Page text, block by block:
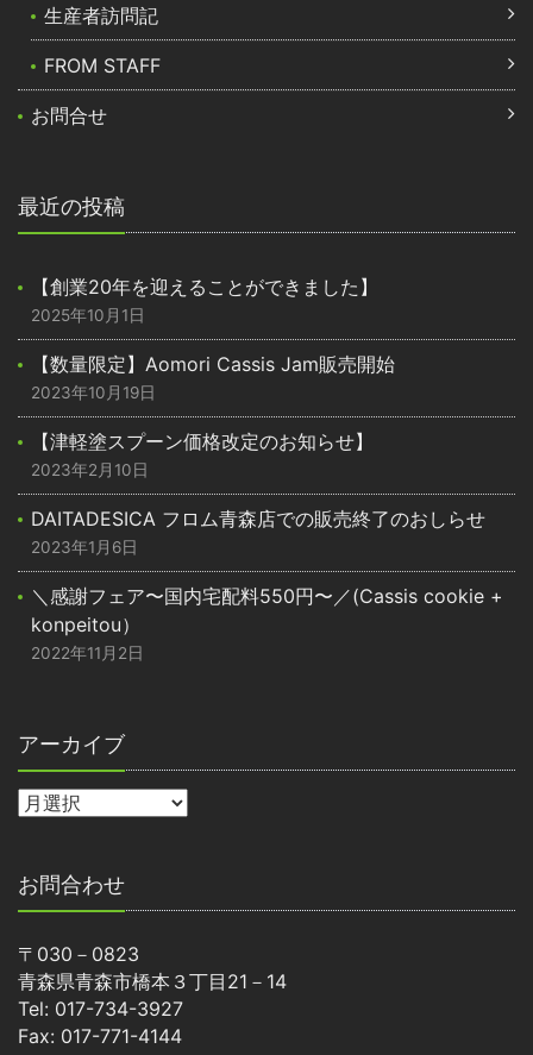
生産者訪問記
FROM STAFF
お問合せ
最近の投稿
【創業20年を迎えることができました】
2025年10月1日
【数量限定】Aomori Cassis Jam販売開始
2023年10月19日
【津軽塗スプーン価格改定のお知らせ】
2023年2月10日
DAITADESICA フロム青森店での販売終了のおしらせ
2023年1月6日
＼感謝フェア〜国内宅配料550円〜／(Cassis cookie +
konpeitou）
2022年11月2日
アーカイブ
お問合わせ
〒030－0823
青森県青森市橋本３丁目21－14
Tel: 017-734-3927
Fax: 017-771-4144